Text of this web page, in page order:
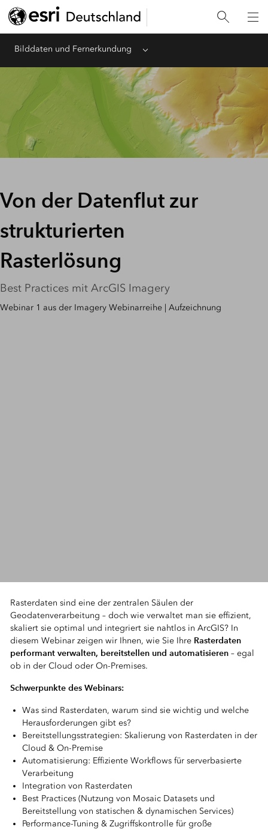
Bilddaten und Fernerkundung Menu
Von der Datenflut zur
strukturierten
Rasterlösung
Best Practices mit ArcGIS Imagery
Webinar 1 aus der Imagery Webinarreihe | Aufzeichnung
Rasterdaten sind eine der zentralen Säulen der
Geodatenverarbeitung – doch wie verwaltet man sie effizient,
skaliert sie optimal und integriert sie nahtlos in ArcGIS? In
diesem Webinar zeigen wir Ihnen, wie Sie Ihre Rasterdaten
performant verwalten, bereitstellen und automatisieren– egal
ob in der Cloud oder On-Premises.
Schwerpunkte des Webinars:
Was sind Rasterdaten, warum sind sie wichtig und welche
Herausforderungen gibt es?
Bereitstellungsstrategien: Skalierung von Rasterdaten in der
Cloud & On-Premise
Automatisierung: Effiziente Workflows für serverbasierte
Verarbeitung
Integration von Rasterdaten
Best Practices (Nutzung von Mosaic Datasets und
Bereitstellung von statischen & dynamischen Services)
Performance-Tuning & Zugriffskontrolle für große